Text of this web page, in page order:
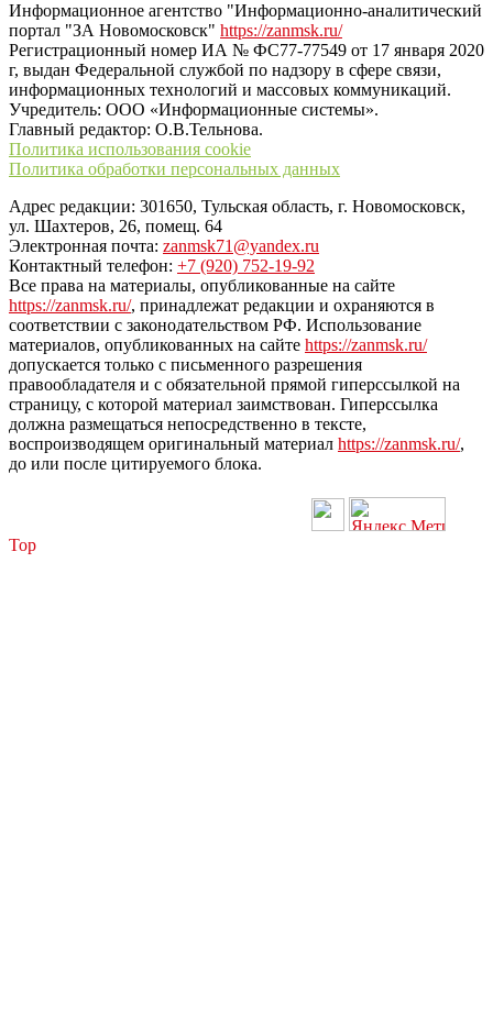
Информационное агентство "Информационно-аналитический
портал "ЗА Новомосковск" https://zanmsk.ru/
Регистрационный номер ИА № ФС77-77549 от 17 января 2020
г, выдан Федеральной службой по надзору в сфере связи,
информационных технологий и массовых коммуникаций.
Учредитель: ООО «Информационные системы».
Главный редактор: О.В.Тельнова.
Политика использования cookie
Политика обработки персональных данных
Адрес редакции: 301650, Тульская область, г. Новомосковск,
ул. Шахтеров, 26, помещ. 64
Электронная почта: zanmsk71@yandex.ru
Контактный телефон: +7 (920) 752-19-92
Все права на материалы, опубликованные на сайте
https://zanmsk.ru/, принадлежат редакции и охраняются в
соответствии с законодательством РФ. Использование
материалов, опубликованных на сайте https://zanmsk.ru/
допускается только с письменного разрешения
правообладателя и с обязательной прямой гиперссылкой на
страницу, с которой материал заимствован. Гиперссылка
должна размещаться непосредственно в тексте,
воспроизводящем оригинальный материал https://zanmsk.ru/,
до или после цитируемого блока.
Top